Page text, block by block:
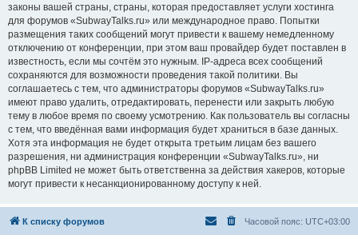
законы вашей страны, страны, которая предоставляет услуги хостинга
для форумов «SubwayTalks.ru» или международное право. Попытки
размещения таких сообщений могут привести к вашему немедленному
отключению от конференции, при этом ваш провайдер будет поставлен в
известность, если мы сочтём это нужным. IP-адреса всех сообщений
сохраняются для возможности проведения такой политики. Вы
соглашаетесь с тем, что администраторы форумов «SubwayTalks.ru»
имеют право удалить, отредактировать, перенести или закрыть любую
тему в любое время по своему усмотрению. Как пользователь вы согласны
с тем, что введённая вами информация будет храниться в базе данных.
Хотя эта информация не будет открыта третьим лицам без вашего
разрешения, ни администрация конференции «SubwayTalks.ru», ни
phpBB Limited не может быть ответственна за действия хакеров, которые
могут привести к несанкционированному доступу к ней.
К списку форумов Часовой пояс: UTC+03:00